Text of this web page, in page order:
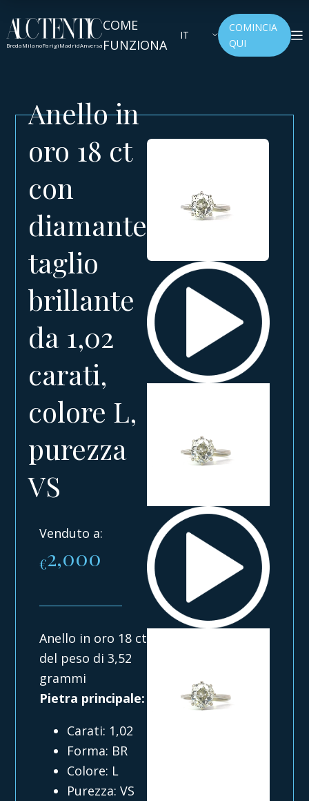
BredaMilanoParigiMadridAnversa
COME
FUNZIONA
IT
COMINCIA
QUI
Anello in
oro 18 ct
con
diamante
taglio
brillante
da 1,02
carati,
colore L,
purezza
VS
Venduto a:
€2,000
Anello in oro 18 ct
del peso di 3,52
grammi
Pietra principale:
Carati: 1,02
Forma: BR
Colore: L
Purezza: VS